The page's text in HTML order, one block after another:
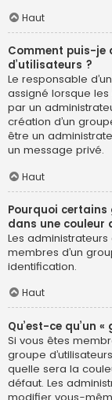
Haut
Comment puis-je
d’utilisateurs ?
Le responsable
assigné lorsque les
par un
création d’un
être un
un message privé.
Haut
Pourquoi
dans une couleur
Les
membres d’un
identification.
Haut
Qu’est-ce qu’un
Si vous êtes
groupe
quelle sera la
défaut. Les
modifier vous-